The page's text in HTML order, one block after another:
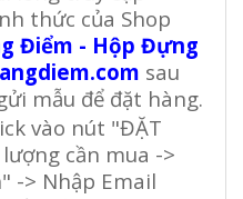
thức của Shop
Điểm - Hộp Đựng
sau
mẫu để đặt hàng.
vào nút "ĐẶT
cần mua ->
-> Nhập Email